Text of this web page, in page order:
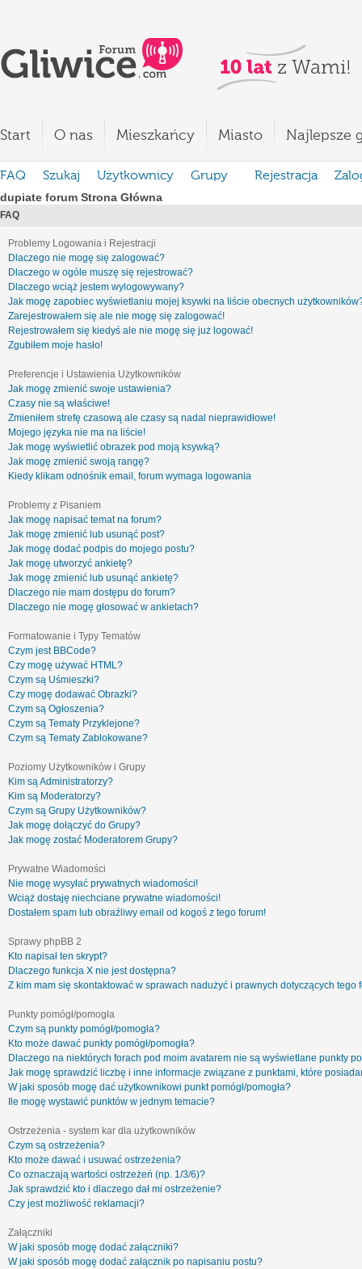
Start O nas Mieszkańcy Miasto Najlepsze
FAQ Szukaj Użytkownicy Grupy Rejestracja
dupiate forum Strona Główna
FAQ
Problemy Logowania i Rejestracji
Dlaczego nie mogę się zalogować?
Dlaczego w ogóle muszę się rejestrować?
Dlaczego wciąż jestem wylogowywany?
Jak mogę zapobiec wyświetlaniu mojej ksywki na liście obecnych
Zarejestrowałem się ale nie mogę się zalogować!
Rejestrowałem się kiedyś ale nie mogę się już logować!
Zgubiłem moje hasło!
Preferencje i Ustawienia Użytkowników
Jak mogę zmienić swoje ustawienia?
Czasy nie są właściwe!
Zmieniłem strefę czasową ale czasy są nadal nieprawidłowe!
Mojego języka nie ma na liście!
Jak mogę wyświetlić obrazek pod moją ksywką?
Jak mogę zmienić swoją rangę?
Kiedy klikam odnośnik email, forum wymaga logowania
Problemy z Pisaniem
Jak mogę napisać temat na forum?
Jak mogę zmienić lub usunąć post?
Jak mogę dodać podpis do mojego postu?
Jak mogę utworzyć ankietę?
Jak mogę zmienić lub usunąć ankietę?
Dlaczego nie mam dostępu do forum?
Dlaczego nie mogę głosować w ankietach?
Formatowanie i Typy Tematów
Czym jest BBCode?
Czy mogę używać HTML?
Czym są Uśmieszki?
Czy mogę dodawać Obrazki?
Czym są Ogłoszenia?
Czym są Tematy Przyklejone?
Czym są Tematy Zablokowane?
Poziomy Użytkowników i Grupy
Kim są Administratorzy?
Kim są Moderatorzy?
Czym są Grupy Użytkowników?
Jak mogę dołączyć do Grupy?
Jak mogę zostać Moderatorem Grupy?
Prywatne Wiadomości
Nie mogę wysyłać prywatnych wiadomości!
Wciąż dostaję niechciane prywatne wiadomości!
Dostałem spam lub obraźliwy email od kogoś z tego forum!
Sprawy phpBB 2
Kto napisał ten skrypt?
Dlaczego funkcja X nie jest dostępna?
Z kim mam się skontaktować w sprawach nadużyć i prawnych dotyczących tego
Punkty pomógł/pomogła
Czym są punkty pomógł/pomogła?
Kto może dawać punkty pomógł/pomogła?
Dlaczego na niektórych forach pod moim avatarem nie są wyświetlane punkty
Jak mogę sprawdzić liczbę i inne informacje związane z punktami, które
W jaki sposób mogę dać użytkownikowi punkt pomógł/pomogła?
Ile mogę wystawić punktów w jednym temacie?
Ostrzeżenia - system kar dla użytkowników
Czym są ostrzeżenia?
Kto może dawać i usuwać ostrzeżenia?
Co oznaczają wartości ostrzeżeń (np. 1/3/6)?
Jak sprawdzić kto i dlaczego dał mi ostrzeżenie?
Czy jest możliwość reklamacji?
Załączniki
W jaki sposób mogę dodać załączniki?
W jaki sposób mogę dodać załącznik po napisaniu postu?